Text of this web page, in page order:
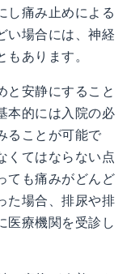
し痛み止めによる
い場合には、神経
あります。
と安静にすること
本的には入院の必
ることが可能で
くてはならない点
ても痛みがどんど
た場合、排尿や排
医療機関を受診し